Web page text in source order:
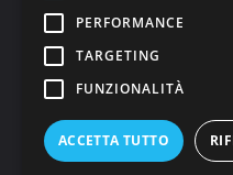
PERFORMANCE
TARGETING
FUNZIONALITÀ
ACCETTA TUTTO